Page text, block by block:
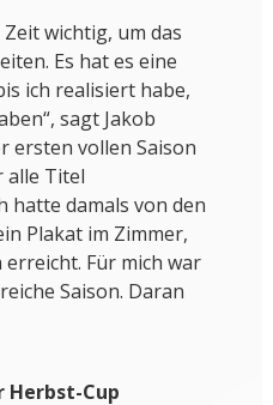
wichtig, um das
Es hat es eine
ich realisiert habe,
sagt Jakob
ersten vollen Saison
alle Titel
hatte damals von den
Plakat im Zimmer,
erreicht. Für mich war
Saison. Daran
Herbst-Cup